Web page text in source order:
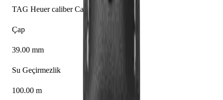
TAG Heuer caliber Calibre 11
Çap
39.00 mm
Su Geçirmezlik
100.00 m